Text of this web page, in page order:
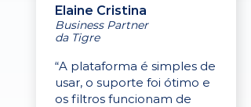
Elaine Cristina
Business Partner
da Tigre
“A plataforma é simples de
usar, o suporte foi ótimo e
os filtros funcionam de